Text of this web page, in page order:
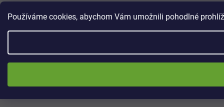
Používáme cookies, abychom Vám umožnili pohodlné